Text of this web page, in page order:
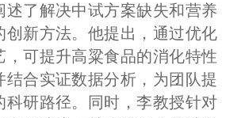
述了解决中试方案缺失和营养
创新方法。他提出，通过优化
，可提升高粱食品的消化特性
结合实证数据分析，为团队提
科研路径。同时，李教授针对